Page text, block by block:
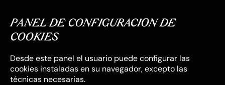
PANEL DE CONFIGURACIÓN DE
COOKIES
Desde este panel el usuario puede configurar las
cookies instaladas en su navegador, excepto las
técnicas necesarias.